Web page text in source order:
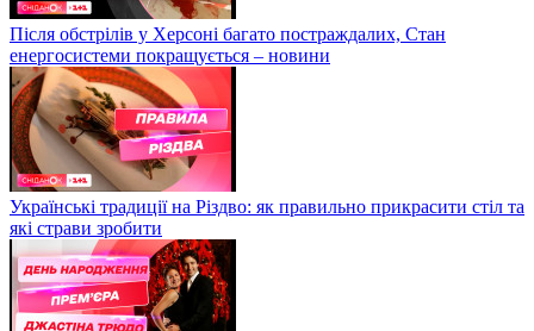
Після обстрілів у Херсоні багато постраждалих, Стан
енергосистеми покращується – новини
Українські традиції на Різдво: як правильно прикрасити стіл та
які страви зробити